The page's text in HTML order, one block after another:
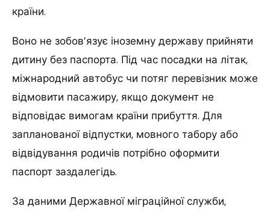
країни.
Воно не зобов’язує іноземну державу прийняти
дитину без паспорта. Під час посадки на літак,
міжнародний автобус чи потяг перевізник може
відмовити пасажиру, якщо документ не
відповідає вимогам країни прибуття. Для
запланованої відпустки, мовного табору або
відвідування родичів потрібно оформити
паспорт заздалегідь.
За даними Державної міграційної служби,